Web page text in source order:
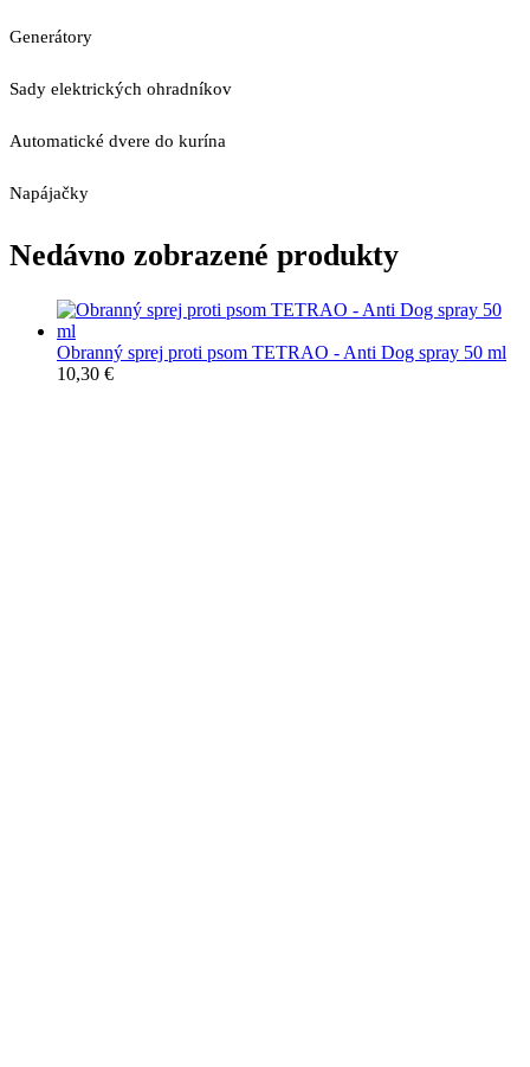
Generátory
Sady elektrických ohradníkov
Automatické dvere do kurína
Napájačky
Nedávno zobrazené produkty
Obranný sprej proti psom TETRAO - Anti Dog spray 50 ml
10,30 €